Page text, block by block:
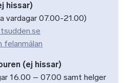
hissar)
vardagar 07.00-21.00)
felanmälan
(ej hissar)
16.00 – 07.00 samt helger